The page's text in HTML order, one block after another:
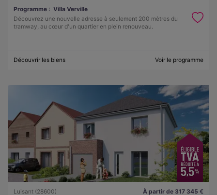
Programme : Villa Verville
Découvrez une nouvelle adresse à seulement 200 mètres du
tramway, au cœur d'un quartier en plein renouveau.
Découvrir les biens Voir le programme
Luisant (28600) À partir de 317 345 €